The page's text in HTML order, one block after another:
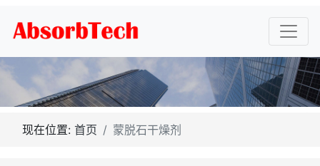
现在位置: 首页 蒙脱石干燥剂